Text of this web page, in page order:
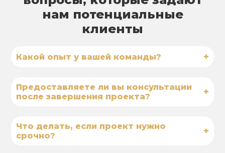
нам потенциальные
клиенты
Какой опыт у вашей команды? +
Предоставляете ли вы консультации
после завершения проекта?
+
Что делать, если проект нужно
срочно?
+